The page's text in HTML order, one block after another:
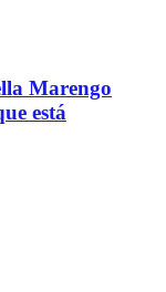
Marengo
está